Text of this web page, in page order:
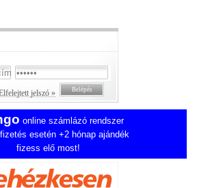
jelszó »
online számlázó rendszer
esetén +2 hónap ajándék
fizess elő most!